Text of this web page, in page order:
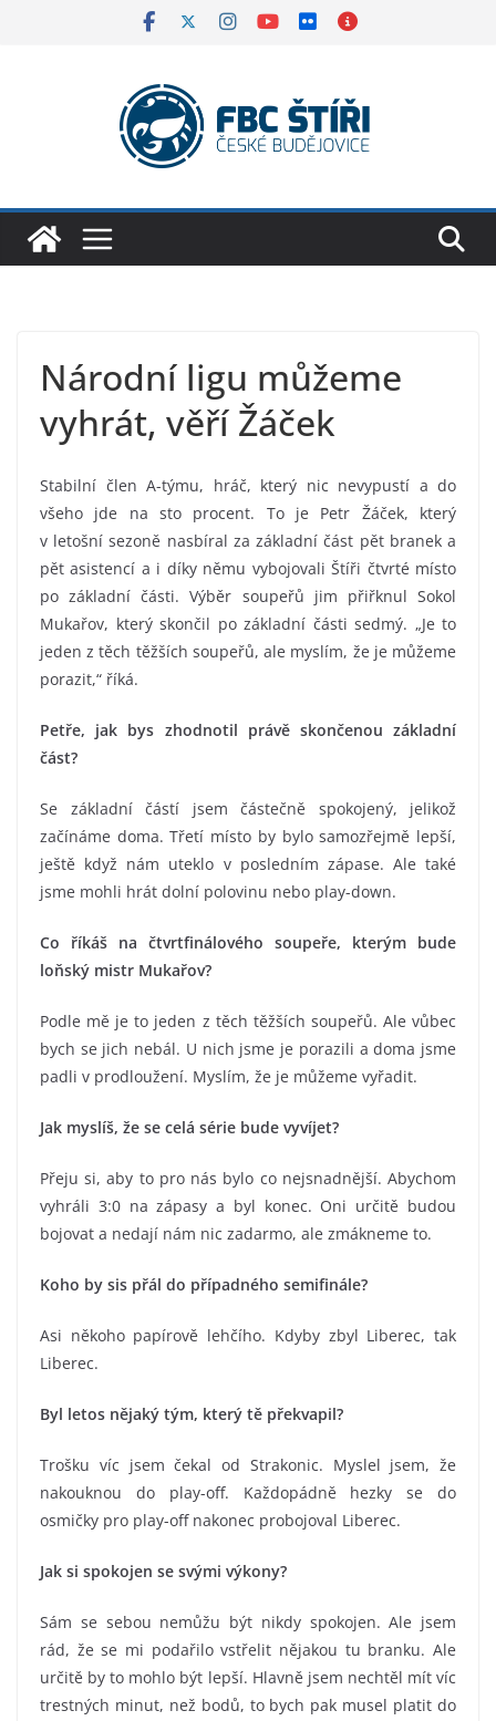
Národní ligu můžeme
vyhrát, věří Žáček
Stabilní člen A-týmu, hráč, který nic nevypustí a do
všeho jde na sto procent. To je Petr Žáček, který
v letošní sezoně nasbíral za základní část pět branek a
pět asistencí a i díky němu vybojovali Štíři čtvrté místo
po základní části. Výběr soupeřů jim přiřknul Sokol
Mukařov, který skončil po základní části sedmý. „Je to
jeden z těch těžších soupeřů, ale myslím, že je můžeme
porazit,“ říká.
Petře, jak bys zhodnotil právě skončenou základní
část?
Se základní částí jsem částečně spokojený, jelikož
začínáme doma. Třetí místo by bylo samozřejmě lepší,
ještě když nám uteklo v posledním zápase. Ale také
jsme mohli hrát dolní polovinu nebo play-down.
Co říkáš na čtvrtfinálového soupeře, kterým bude
loňský mistr Mukařov?
Podle mě je to jeden z těch těžších soupeřů. Ale vůbec
bych se jich nebál. U nich jsme je porazili a doma jsme
padli v prodloužení. Myslím, že je můžeme vyřadit.
Jak myslíš, že se celá série bude vyvíjet?
Přeju si, aby to pro nás bylo co nejsnadnější. Abychom
vyhráli 3:0 na zápasy a byl konec. Oni určitě budou
bojovat a nedají nám nic zadarmo, ale zmákneme to.
Koho by sis přál do případného semifinále?
Asi někoho papírově lehčího. Kdyby zbyl Liberec, tak
Liberec.
Byl letos nějaký tým, který tě překvapil?
Trošku víc jsem čekal od Strakonic. Myslel jsem, že
nakouknou do play-off. Každopádně hezky se do
osmičky pro play-off nakonec probojoval Liberec.
Jak si spokojen se svými výkony?
Sám se sebou nemůžu být nikdy spokojen. Ale jsem
rád, že se mi podařilo vstřelit nějakou tu branku. Ale
určitě by to mohlo být lepší. Hlavně jsem nechtěl mít víc
trestných minut, než bodů, to bych pak musel platit do